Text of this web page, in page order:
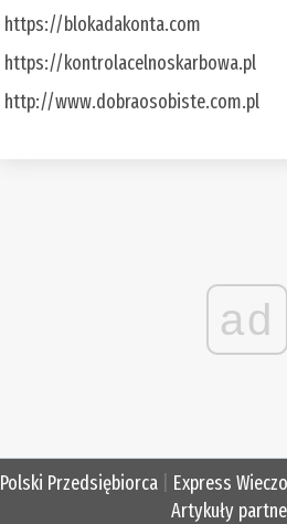
https://blokadakonta.com
https://kontrolacelnoskarbowa.pl
http://www.dobraosobiste.com.pl
ad
Polski Przedsiębiorca Express
Artykuły